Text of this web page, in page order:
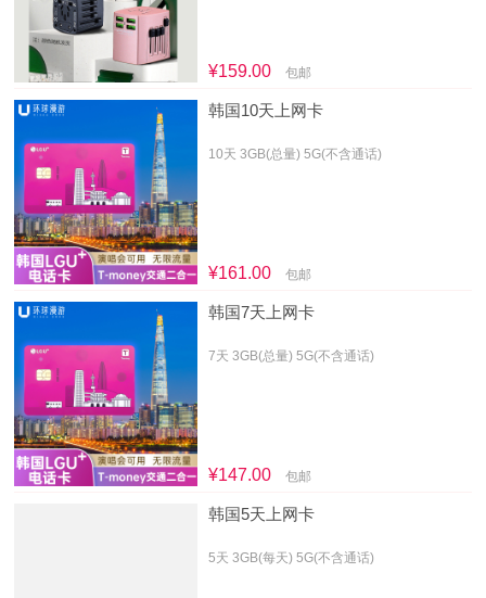
¥159.00 包邮
韩国10天上网卡
10天 3GB(总量) 5G(不含通话)
¥161.00 包邮
韩国7天上网卡
7天 3GB(总量) 5G(不含通话)
¥147.00 包邮
韩国5天上网卡
5天 3GB(每天) 5G(不含通话)